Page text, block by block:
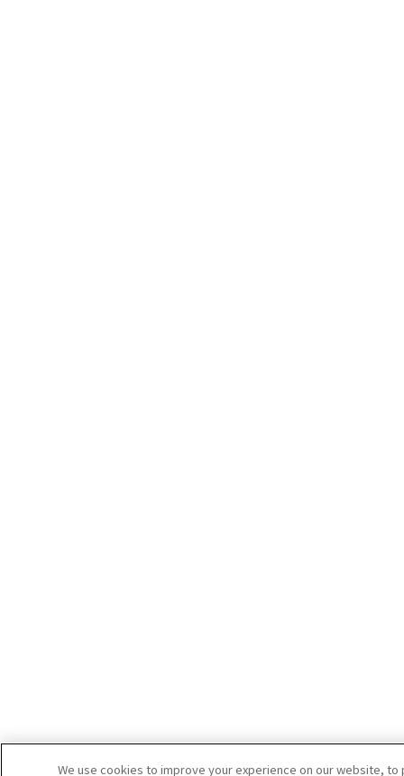
We use cookies to improve your experience on our website,